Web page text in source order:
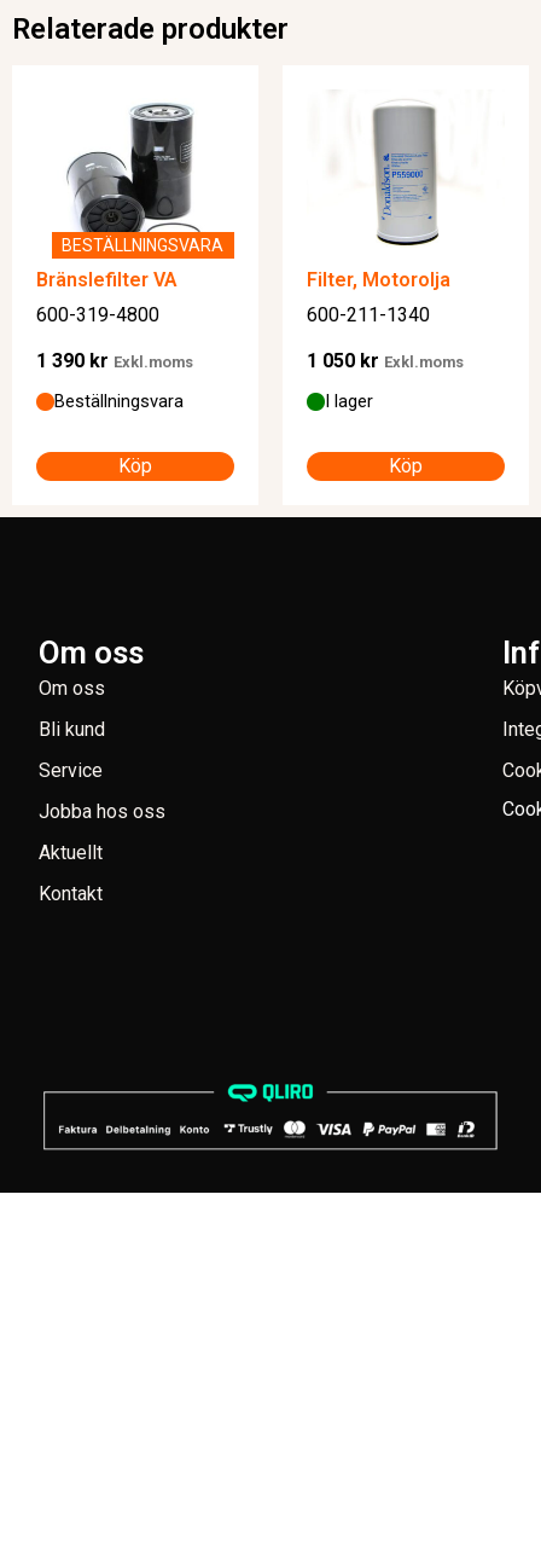
Relaterade produkter
BESTÄLLNINGSVARA
Bränslefilter VA
600-319-4800
1 390 kr Exkl.moms
Beställningsvara
Köp
Filter, Motorolja
600-211-1340
1 050 kr Exkl.moms
I lager
Köp
Om oss
Om oss
Bli kund
Service
Jobba hos oss
Aktuellt
Kontakt